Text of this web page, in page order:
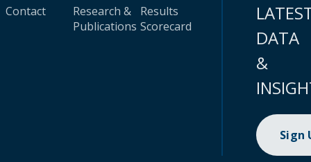
Contact
Research &
Publications
Results
Scorecard
DATA
&
Sign